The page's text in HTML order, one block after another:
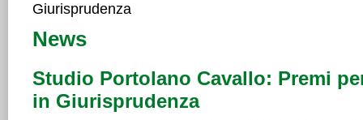
Giurisprudenza
News
Studio Portolano Cavallo: Premi
in Giurisprudenza